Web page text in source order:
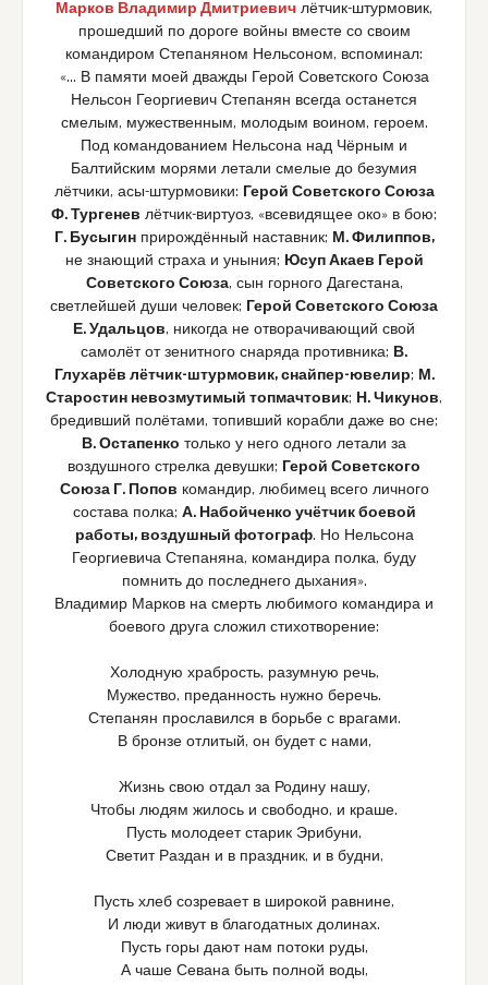
Марков Владимир Дмитриевич лётчик-штурмовик,
прошедший по дороге войны вместе со своим
командиром Степаняном Нельсоном, вспоминал:
«… В памяти моей дважды Герой Советского Союза
Нельсон Георгиевич Степанян всегда останется
смелым, мужественным, молодым воином, героем.
Под командованием Нельсона над Чёрным и
Балтийским морями летали смелые до безумия
лётчики, асы-штурмовики: Герой Советского Союза
Ф. Тургенев лётчик-виртуоз, «всевидящее око» в бою;
Г. Бусыгинприрождённый наставник; М. Филиппов,
не знающий страха и уныния; Юсуп Акаев Герой
Советского Союза, сын горного Дагестана,
светлейшей души человек; Герой Советского Союза
Е. Удальцов, никогда не отворачивающий свой
самолёт от зенитного снаряда противника; В.
Глухарёв лётчик-штурмовик, снайпер-ювелир; М.
Старостин невозмутимый топмачтовик; Н. Чикунов,
бредивший полётами, топивший корабли даже во сне;
В. Остапенко только у него одного летали за
воздушного стрелка девушки; Герой Советского
Союза Г. Попов командир, любимец всего личного
состава полка; А. Набойченко учётчик боевой
работы, воздушный фотограф. Но Нельсона
Георгиевича Степаняна, командира полка, буду
помнить до последнего дыхания».
Владимир Марков на смерть любимого командира и
боевого друга сложил стихотворение:
Холодную храбрость, разумную речь,
Мужество, преданность нужно беречь.
Степанян прославился в борьбе с врагами.
В бронзе отлитый, он будет с нами,
Жизнь свою отдал за Родину нашу,
Чтобы людям жилось и свободно, и краше.
Пусть молодеет старик Эрибуни,
Светит Раздан и в праздник, и в будни,
Пусть хлеб созревает в широкой равнине,
И люди живут в благодатных долинах.
Пусть горы дают нам потоки руды,
А чаше Севана быть полной воды,